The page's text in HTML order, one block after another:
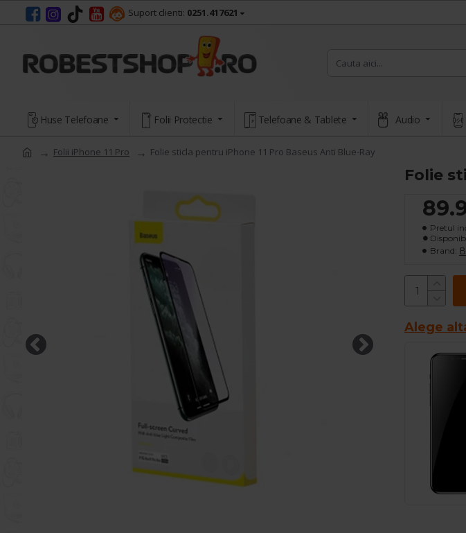
Suport clienti: 0251.417621
Huse Telefoane Folii Protectie Telefoane & Tablete Audio
Folii iPhone 11 Pro Folie sticla pentru iPhone 11 Pro Baseus Anti Blue-Ray
Folie
Pretul
Brand:
Alege